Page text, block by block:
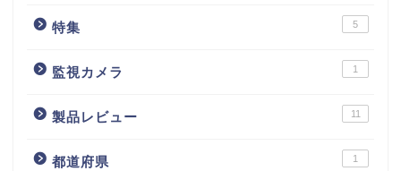
特集 5
監視カメラ 1
製品レビュー 11
都道府県 1